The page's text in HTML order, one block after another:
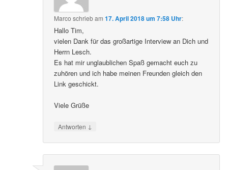
Marco schriebam17. April 2018 um 7:58 Uhr:
Hallo Tim,
vielen Dank für das großartige Interview an Dich und
Herrn Lesch.
Es hat mir unglaublichen Spaß gemacht euch zu
zuhören und ich habe meinen Freunden gleich den
Link geschickt.
Viele Grüße
Antworten ↓